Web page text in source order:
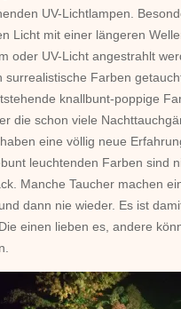
UV-Lichtlampen.
Licht mit einer längeren
oder UV-Licht angestrahlt
surrealistische Farben
knallbunt-poppige
die schon viele
eine völlig neue
leuchtenden Farben sind
Manche Taucher machen
dann nie wieder. Es ist
einen lieben es, andere